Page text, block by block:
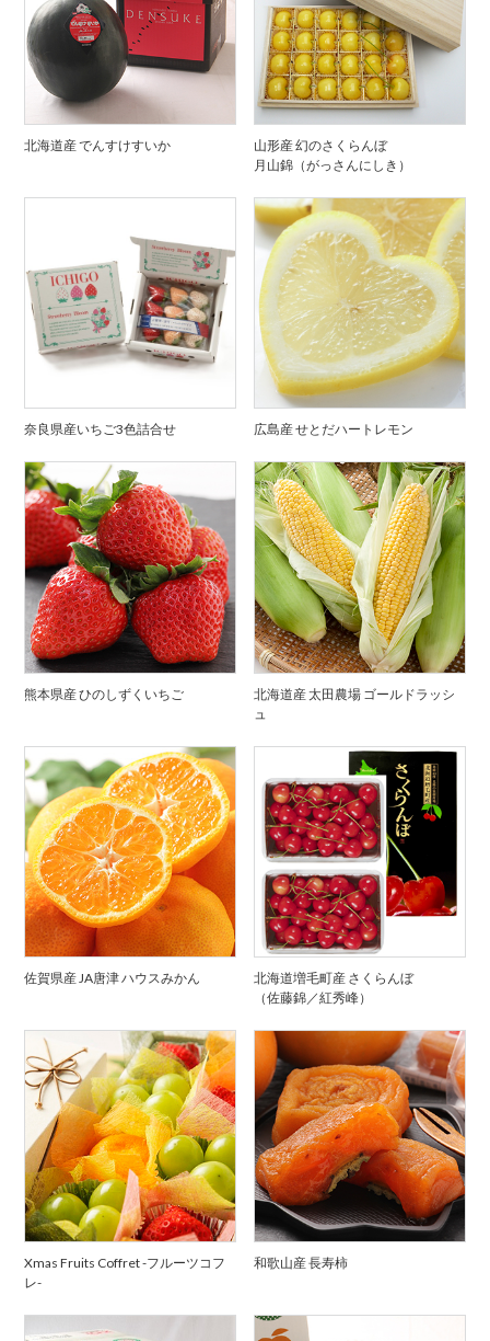
北海道産 でんすけすいか
山形産 幻のさくらんぼ
月山錦（がっさんにしき）
奈良県産いちご3色詰合せ 広島産 せとだハートレモン
熊本県産 ひのしずくいちご
北海道産 太田農場 ゴールドラッシ
ュ
佐賀県産 JA唐津 ハウスみかん
北海道増毛町産 さくらんぼ
（佐藤錦／紅秀峰）
Xmas Fruits Coffret -フルーツコフ
レ-
和歌山産 長寿柿